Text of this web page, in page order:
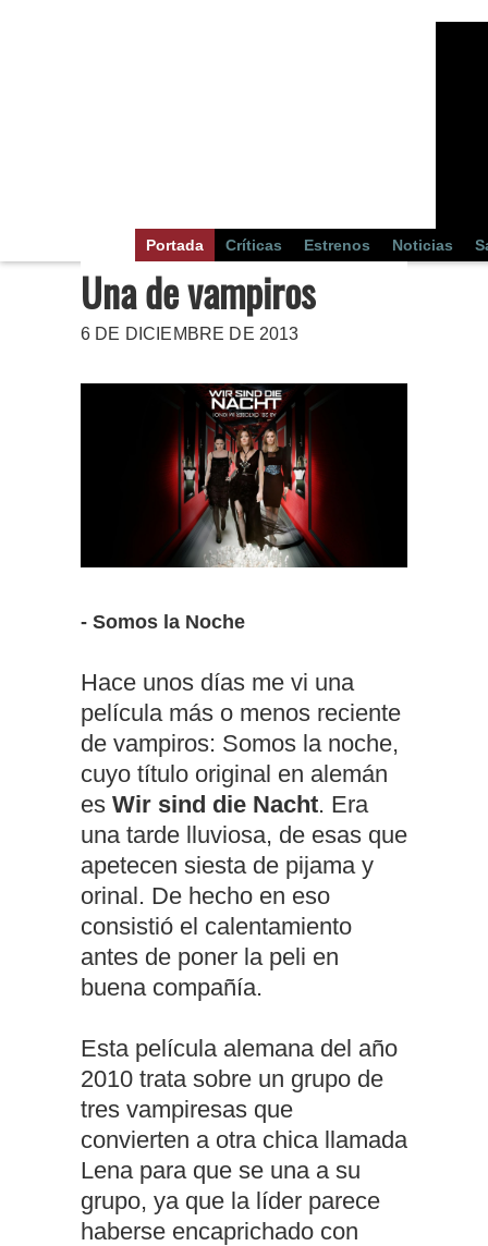
Portada Críticas Estrenos Noticias
Una de vampiros
6 DE DICIEMBRE DE 2013
- Somos la Noche
Hace unos días me vi una
película más o menos reciente
de vampiros: Somos la noche,
cuyo título original en alemán
es Wir sind die Nacht. Era
una tarde lluviosa, de esas que
apetecen siesta de pijama y
orinal. De hecho en eso
consistió el calentamiento
antes de poner la peli en
buena compañía.
Esta película alemana del año
2010 trata sobre un grupo de
tres vampiresas que
convierten a otra chica llamada
Lena para que se una a su
grupo, ya que la líder parece
haberse encaprichado con